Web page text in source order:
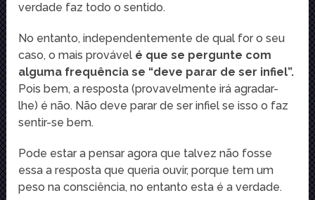
verdade faz todo o sentido.
No entanto, independentemente de qual for o seu
caso, o mais provável é que se pergunte com
alguma frequência se “deve parar de ser infiel”.
Pois bem, a resposta (provavelmente irá agradar-
lhe) é não. Não deve parar de ser infiel se isso o faz
sentir-se bem.
Pode estar a pensar agora que talvez não fosse
essa a resposta que queria ouvir, porque tem um
peso na consciência, no entanto esta é a verdade.